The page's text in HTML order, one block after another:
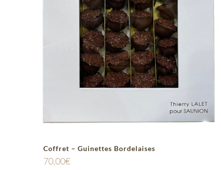
Coffret – Guinettes Bordelaises
70,00€